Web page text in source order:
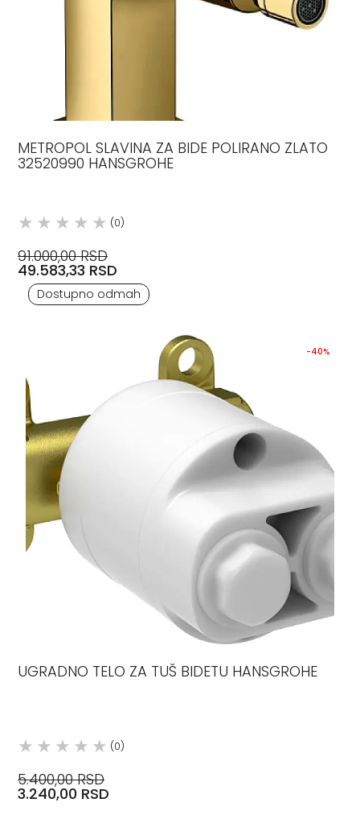
METROPOL SLAVINA ZA BIDE POLIRANO ZLATO
32520990 HANSGROHE
(0)
91.000,00 RSD
49.583,33 RSD
Dostupno odmah
-40%
UGRADNO TELO ZA TUŠ BIDETU HANSGROHE
(0)
5.400,00 RSD
3.240,00 RSD